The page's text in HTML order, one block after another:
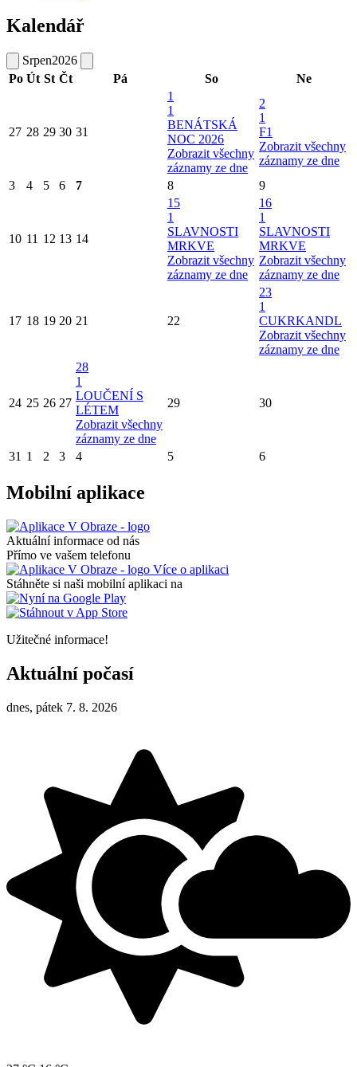
Kalendář
Srpen2026
Po Út St Čt Pá So Ne
27 28 29 30 31
1
1
BENÁTSKÁ
NOC 2026
Zobrazit všechny
záznamy ze dne
2
1
F1
Zobrazit všechny
záznamy ze dne
3
4 5 6 7 8 9
10 11 12 13 14
15
1
SLAVNOSTI
MRKVE
Zobrazit všechny
záznamy ze dne
16
1
SLAVNOSTI
MRKVE
Zobrazit všechny
záznamy ze dne
17 18 19 20 21 22
23
1
CUKRKANDL
Zobrazit všechny
záznamy ze dne
24 25 26 27
28
1
LOUČENÍ S
LÉTEM
Zobrazit všechny
záznamy ze dne
29 30
31 1 2 3 4 5 6
Mobilní aplikace
Aktuální informace od nás
Přímo ve vašem telefonu
Více o aplikaci
Stáhněte si naši mobilní aplikaci na
Užitečné informace!
Aktuální počasí
dnes, pátek 7. 8. 2026